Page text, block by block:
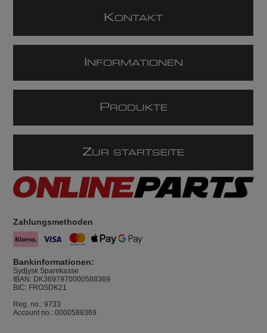
KONTAKT
NFORMATIONEN
P RODUKTE
ZUR STARTSEITE
Zahlungsmethoden
Bankinformationen:
Sydjysk Sparekasse
IBAN: DK3697970000588369
BIC: FROSDK21
Reg. no.: 9733
Account no.: 0000588369